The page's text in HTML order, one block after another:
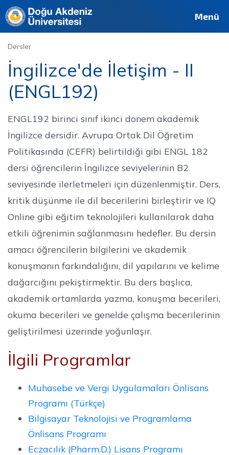
Site Personel
Deutsch Français Menü
Dersler
İngilizce'de İletişim - II
(ENGL192)
ENGL192 birinci sınıf ikinci donem akademik
İngilizce dersidir. Avrupa Ortak Dil Öğretim
Politikasında (CEFR) belirtildiği gibi ENGL 182
dersi öğrencilerin İngilizce seviyelerinin B2
seviyesinde ilerletmeleri için düzenlenmiştir. Ders,
kritik düşünme ile dil becerilerini birleştirir ve IQ
Online gibi eğitim teknolojileri kullanılarak daha
etkili öğrenimin sağlanmasını hedefler. Bu dersin
amacı öğrencilerin bilgilerini ve akademik
konuşmanın farkındalığını, dil yapılarını ve kelime
dağarcığını pekiştirmektir. Bu ders başlıca,
akademik ortamlarda yazma, konuşma becerileri,
okuma becerileri ve genelde çalışma becerilerinin
geliştirilmesi üzerinde yoğunlaşır.
İlgili Programlar
Muhasebe ve Vergi Uygulamaları Önlisans
Programı (Türkçe)
Bilgisayar Teknolojisi ve Programlama
Önlisans Programı
Eczacılık (Pharm.D.) Lisans Programı